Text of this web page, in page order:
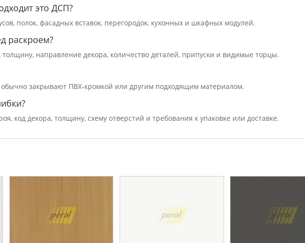
это ДСП?
полок, фасадных вставок, перегородок, кухонных и шкафных модулей.
раскроем?
направление декора, количество деталей, припуски и видимые торцы.
закрывают ПВХ-кромкой или другим подходящим материалом.
код декора, толщину, схему отверстий и требования к упаковке или доставке.